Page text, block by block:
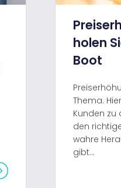
holen
Boot
Thema.
Kunden
den
wahre
gibt...